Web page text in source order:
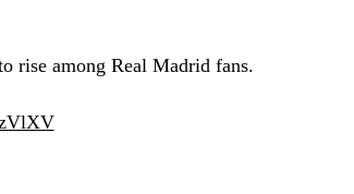
rise among Real Madrid fans.